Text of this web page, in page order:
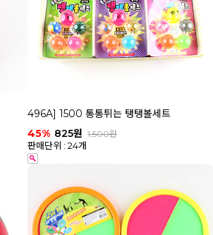
496A] 1500 통통튀는 탱탱볼세트
45% 825원 1,500원
판매단위 : 24개